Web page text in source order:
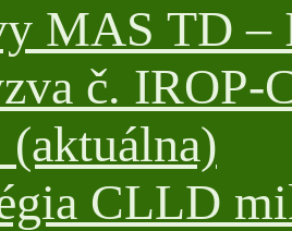
MAS TD –
č. IROP-
(aktuálna)
CLLD